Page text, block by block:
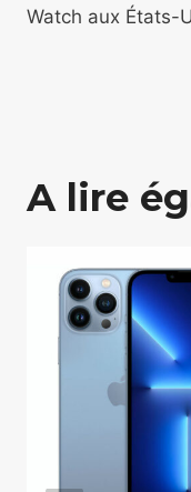
Watch aux États-
A lire